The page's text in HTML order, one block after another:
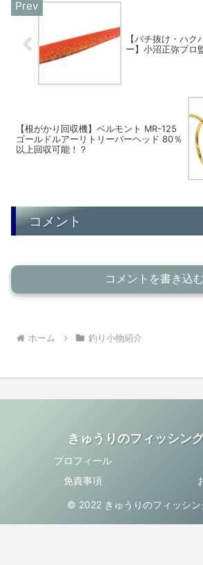
【バチ抜け・ハ
ー】小沼正弥プロ
【根がかり回収機】ベルモント MR-125
ゴールドルアーリトリーバーヘッド 80％
以上回収可能！？
コメント
コメントを書き込む
ホーム 釣り小物紹介
きゅうりのフィッシン
プロフィール
免責事項
© 2022 きゅうりのフィッシン